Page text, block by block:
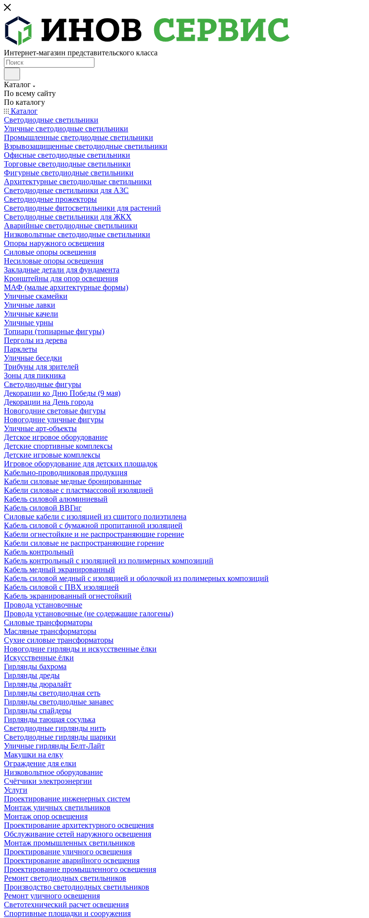
Интернет-магазин представительского класса
Каталог
По всему сайту
По каталогу
Каталог
Светодиодные светильники
Уличные светодиодные светильники
Промышленные светодиодные светильники
Взрывозащищенные светодиодные светильники
Офисные светодиодные светильники
Торговые светодиодные светильники
Фигурные светодиодные светильники
Архитектурные светодиодные светильники
Светодиодные светильники для АЗС
Светодиодные прожекторы
Светодиодные фитосветильники для растений
Светодиодные светильники для ЖКХ
Аварийные светодиодные светильники
Низковольтные светодиодные светильники
Опоры наружного освещения
Силовые опоры освещения
Несиловые опоры освещения
Закладные детали для фундамента
Кронштейны для опор освещения
МАФ (малые архитектурные формы)
Уличные скамейки
Уличные лавки
Уличные качели
Уличные урны
Топиари (топиарные фигуры)
Перголы из дерева
Парклеты
Уличные беседки
Трибуны для зрителей
Зоны для пикника
Светодиодные фигуры
Декорации ко Дню Победы (9 мая)
Декорации на День города
Новогодние световые фигуры
Новогодние уличные фигуры
Уличные арт-объекты
Детское игровое оборудование
Детские спортивные комплексы
Детские игровые комплексы
Игровое оборудование для детских площадок
Кабельно-проводниковая продукция
Кабели силовые медные бронированные
Кабели силовые с пластмассовой изоляцией
Кабель силовой алюминиевый
Кабель силовой ВВГнг
Силовые кабели с изоляцией из сшитого полиэтилена
Кабель силовой с бумажной пропитанной изоляцией
Кабели огнестойкие и не распространяющие горение
Кабели силовые не распространяющие горение
Кабель контрольный
Кабель контрольный с изоляцией из полимерных композиций
Кабель медный экранированный
Кабель силовой медный с изоляцией и оболочкой из полимерных композиций
Кабель силовой с ПВХ изоляцией
Кабель экранированный огнестойкий
Провода установочные
Провода установочные (не содержащие галогены)
Силовые трансформаторы
Масляные трансформаторы
Сухие силовые трансформаторы
Новогодние гирлянды и искусственные ёлки
Искусственные ёлки
Гирлянды бахрома
Гирлянды дреды
Гирлянды дюралайт
Гирлянды светодиодная сеть
Гирлянды светодиодные занавес
Гирлянды спайдеры
Гирлянды тающая сосулька
Светодиодные гирлянды нить
Светодиодные гирлянды шарики
Уличные гирлянды Белт-Лайт
Макушки на елку
Ограждение для елки
Низковольтное оборудование
Счётчики электроэнергии
Услуги
Проектирование инженерных систем
Монтаж уличных светильников
Монтаж опор освещения
Проектирование архитектурного освещения
Обслуживание сетей наружного освещения
Монтаж промышленных светильников
Проектирование уличного освещения
Проектирование аварийного освещения
Проектирование промышленного освещения
Ремонт светодиодных светильников
Производство светодиодных светильников
Ремонт уличного освещения
Светотехнический расчет освещения
Спортивные площадки и сооружения